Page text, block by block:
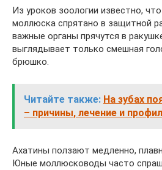
Из уроков зоологии известно,
моллюска спрятано в защитной
важные органы прячутся в
выглядывает только смешная
брюшко.
Читайте также: На зубах
– причины, лечение и
Ахатины ползают медленно,
Юные моллюсководы часто